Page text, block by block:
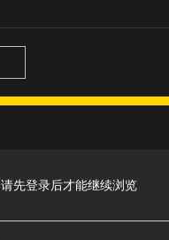
请先登录后才能继续浏览